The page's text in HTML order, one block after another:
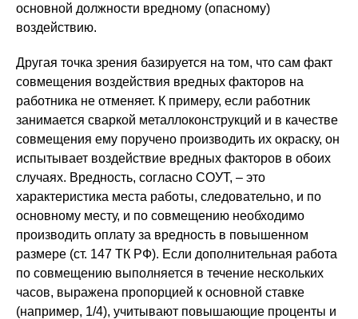
основной должности вредному (опасному)
воздействию.
Другая точка зрения базируется на том, что сам факт
совмещения воздействия вредных факторов на
работника не отменяет. К примеру, если работник
занимается сваркой металлоконструкций и в качестве
совмещения ему поручено производить их окраску, он
испытывает воздействие вредных факторов в обоих
случаях. Вредность, согласно СОУТ, – это
характеристика места работы, следовательно, и по
основному месту, и по совмещению необходимо
производить оплату за вредность в повышенном
размере (ст. 147 ТК РФ). Если дополнительная работа
по совмещению выполняется в течение нескольких
часов, выражена пропорцией к основной ставке
(например, 1/4), учитывают повышающие проценты и